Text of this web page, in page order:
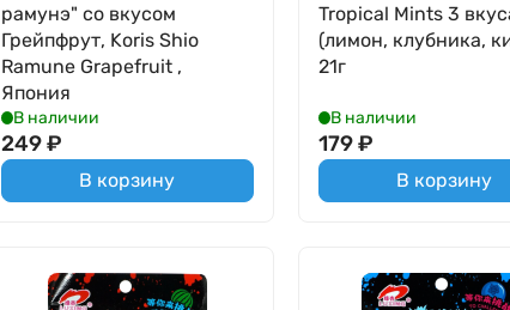
рамунэ" со вкусом
Грейпфрут, Koris Shio
Ramune Grapefruit ,
Япония
В наличии
249₽
В корзину
Tropical Mints 3
(лимон, клубника,
21г
В наличии
179 ₽
В корзину